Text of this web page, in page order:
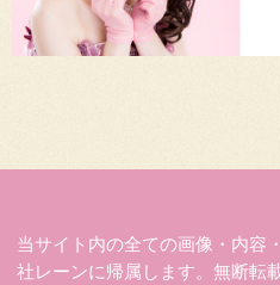
当サイト内の全ての画像・内容
社レーンに帰属します。無断転